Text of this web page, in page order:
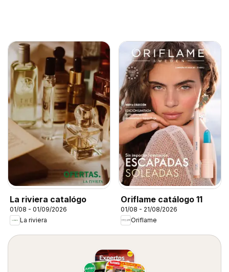
La riviera catalógo
01/08 - 01/09/2026
La riviera
Oriflame catálogo 11
01/08 - 21/08/2026
Oriflame